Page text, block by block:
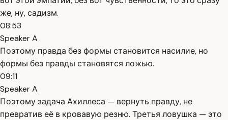
же, ну, садизм.
08:53
Speaker A
Поэтому правда без формы становится насилие, но
формы без правды становятся ложью.
09:11
Speaker A
Поэтому задача Ахиллеса — вернуть правду, не
превратив её в кровавую резню. Третья ловушка — это